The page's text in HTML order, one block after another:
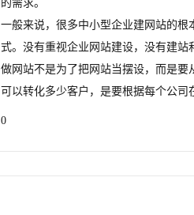
的需求。
一般来说，很多中小型企业建网站的
式。没有重视企业网站建设，没有建站
做网站不是为了把网站当摆设，而是要
可以转化多少客户，是要根据每个公司
0